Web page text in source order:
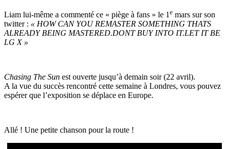
Liam lui-même a commenté ce « piège à fans » le 1 e mars sur son
twitter : « HOW CAN YOU REMASTER SOMETHING THATS
ALREADY BEING MASTERED.DONT BUY INTO IT.LET IT BE
LG X »
Chasing The Sun est ouverte jusqu’à demain soir (22 avril).
A la vue du succès rencontré cette semaine à Londres, vous pouvez
espérer que l’exposition se déplace en Europe.
Allé ! Une petite chanson pour la route !